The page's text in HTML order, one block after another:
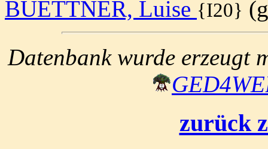
BUETTNER, Luise {I20}
Datenbank wurde erzeugt
zurück